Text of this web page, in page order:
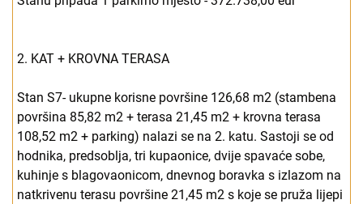
2. KAT + KROVNA TERASA
Stan S7- ukupne korisne površine 126,68 m2 (stambena
površina 85,82 m2 + terasa 21,45 m2 + krovna terasa
108,52 m2 + parking) nalazi se na 2. katu. Sastoji se od
hodnika, predsoblja, tri kupaonice, dvije spavaće sobe,
kuhinje s blagovaonicom, dnevnog boravka s izlazom na
natkrivenu terasu površine 21,45 m2 s koje se pruža lijepi